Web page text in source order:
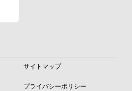
サイトマップ
プライバシーポリシー